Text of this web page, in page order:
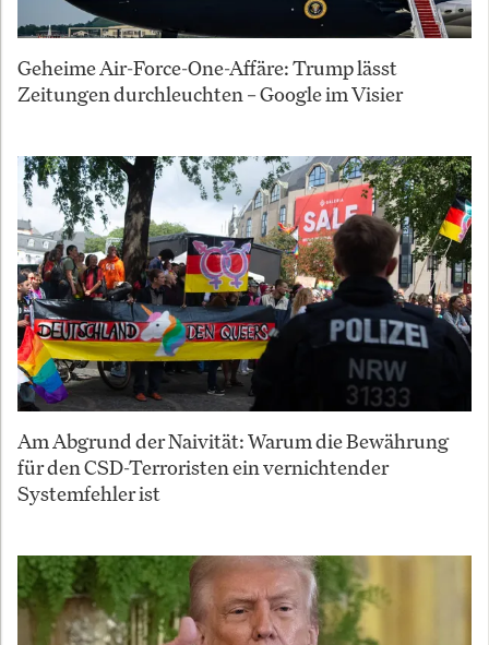
Geheime Air-Force-One-Affäre: Trump lässt
Zeitungen durchleuchten – Google im Visier
Am Abgrund der Naivität: Warum die Bewährung
für den CSD-Terroristen ein vernichtender
Systemfehler ist